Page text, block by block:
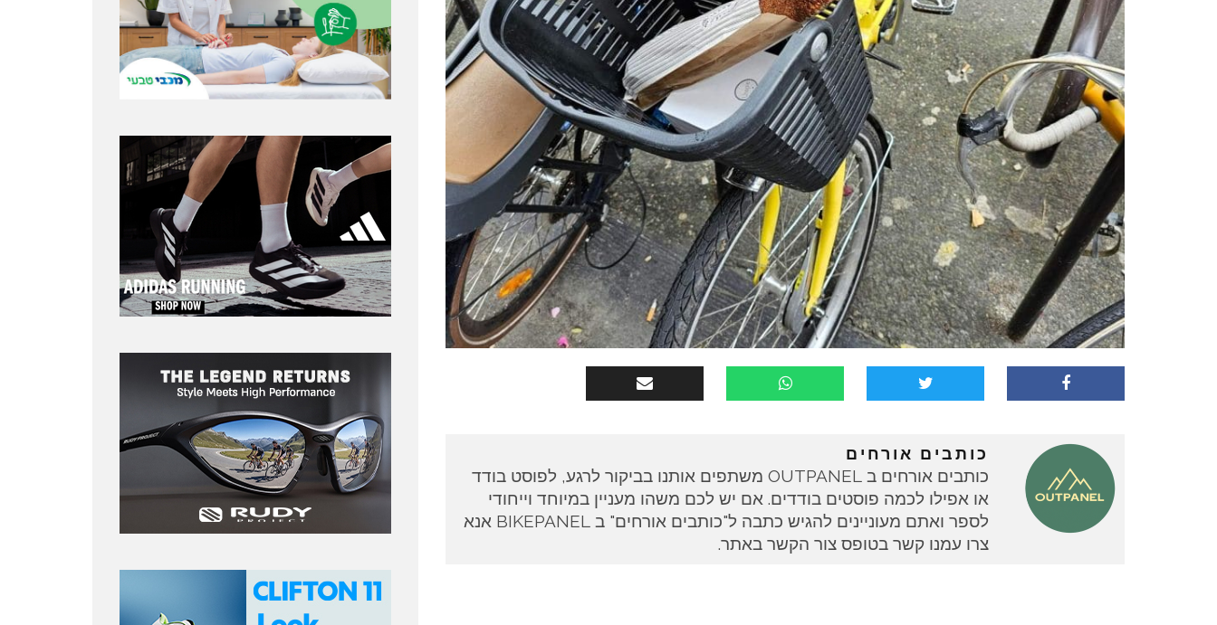
כותבים אורחים
כותבים אורחים ב OUTPANEL משתפים אותנו בביקור לרגע, לפוסט בודד
או אפילו לכמה פוסטים בודדים. אם יש לכם משהו מעניין במיוחד וייחודי
לספר ואתם מעוניינים להגיש כתבה ל"כותבים אורחים" ב BIKEPANEL אנא
צרו עמנו קשר בטופס צור הקשר באתר.